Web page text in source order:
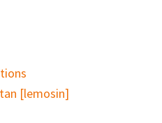
[lemosin]